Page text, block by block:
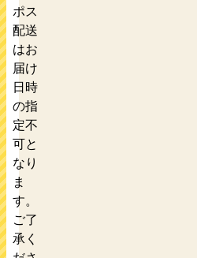
ポス
配送
はお
届け
日時
の指
定不
可と
なり
ま
す。
ご了
承く